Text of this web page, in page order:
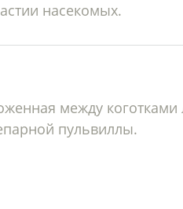
насекомых.
между коготками
пульвиллы.